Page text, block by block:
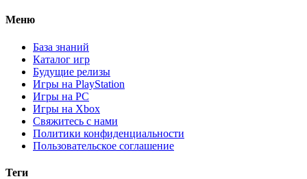
Меню
База знаний
Каталог игр
Будущие релизы
Игры на PlayStation
Игры на PC
Игры на Xbox
Свяжитесь с нами
Политики конфиденциальности
Пользовательское соглашение
Теги